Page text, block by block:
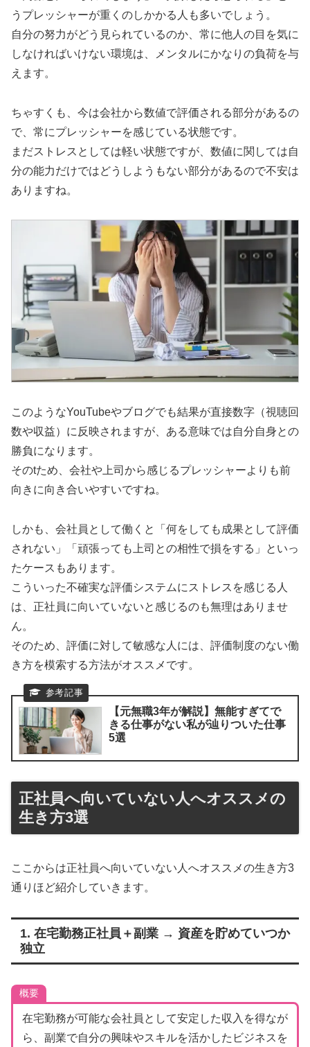
うプレッシャーが重くのしかかる人も多いでしょう。
自分の努力がどう見られているのか、常に他人の目を気に
しなければいけない環境は、メンタルにかなりの負荷を与
えます。
ちゃすくも、今は会社から数値で評価される部分があるの
で、常にプレッシャーを感じている状態です。
まだストレスとしては軽い状態ですが、数値に関しては自
分の能力だけではどうしようもない部分があるので不安は
ありますね。
このようなYouTubeやブログでも結果が直接数字（視聴回
数や収益）に反映されますが、ある意味では自分自身との
勝負になります。
そのtため、会社や上司から感じるプレッシャーよりも前
向きに向き合いやすいですね。
しかも、会社員として働くと「何をしても成果として評価
されない」「頑張っても上司との相性で損をする」といっ
たケースもあります。
こういった不確実な評価システムにストレスを感じる人
は、正社員に向いていないと感じるのも無理はありませ
ん。
そのため、評価に対して敏感な人には、評価制度のない働
き方を模索する方法がオススメです。
【元無職3年が解説】無能すぎてで
きる仕事がない私が辿りついた仕事
5選
正社員へ向いていない人へオススメの
生き方3選
ここからは正社員へ向いていない人へオススメの生き方3
通りほど紹介していきます。
1. 在宅勤務正社員＋副業 → 資産を貯めていつか
独立
概要
在宅勤務が可能な会社員として安定した収入を得なが
ら、副業で自分の興味やスキルを活かしたビジネスを